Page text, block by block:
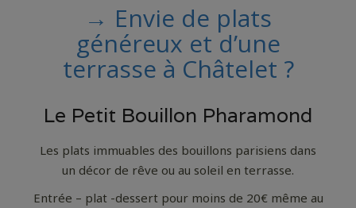
→ Envie de plats
généreux et d’une
terrasse à Châtelet ?
Le Petit Bouillon Pharamond
Les plats immuables des bouillons parisiens dans
un décor de rêve ou au soleil en terrasse.
Entrée – plat -dessert pour moins de 20€ même au